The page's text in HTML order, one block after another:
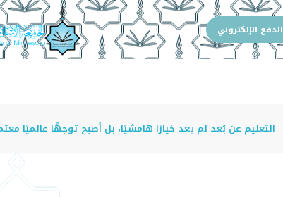
الدفع الإلكتروني
التعليم عن بُعد لم يعد خيارًا هامشيًا، بل أصبح توجهًا عالميًا